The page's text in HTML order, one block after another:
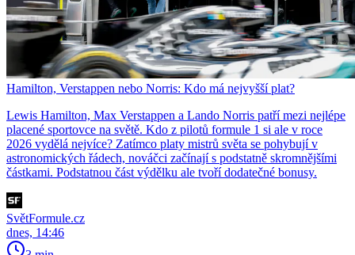
Hamilton, Verstappen nebo Norris: Kdo má nejvyšší plat?
Lewis Hamilton, Max Verstappen a Lando Norris patří mezi nejlépe
placené sportovce na světě. Kdo z pilotů formule 1 si ale v roce
2026 vydělá nejvíce? Zatímco platy mistrů světa se pohybují v
astronomických řádech, nováčci začínají s podstatně skromnějšími
částkami. Podstatnou část výdělku ale tvoří dodatečné bonusy.
SvětFormule.cz
dnes, 14:46